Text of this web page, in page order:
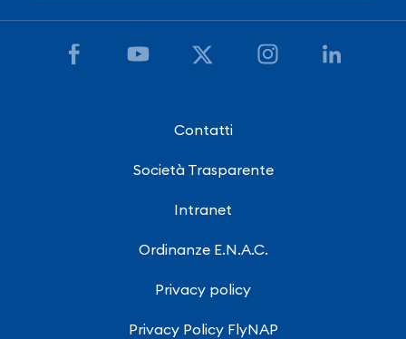
Contatti
Società Trasparente
Intranet
Ordinanze E.N.A.C.
Privacy policy
Privacy Policy FlyNAP